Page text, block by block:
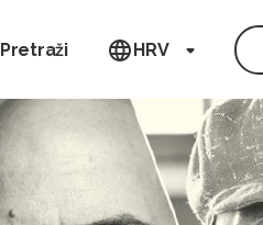
Pretraži HRV